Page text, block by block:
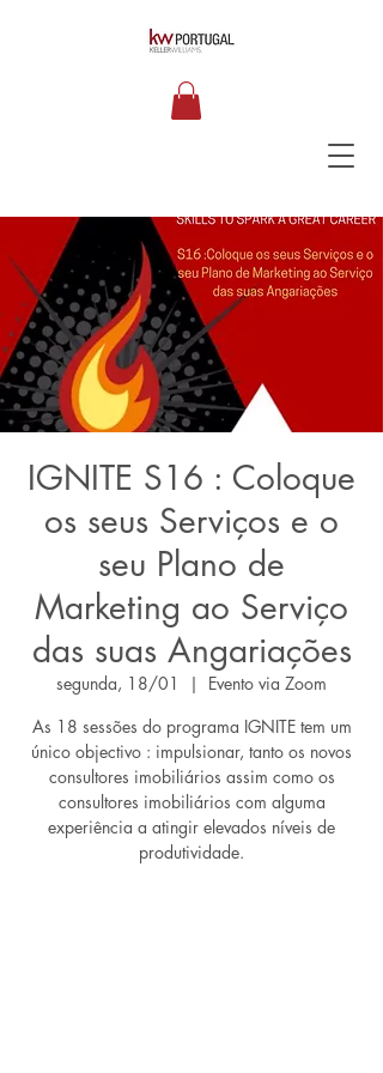
IGNITE S16 : Coloque
os seus Serviços e o
seu Plano de
Marketing ao Serviço
das suas Angariações
segunda, 18/01
  |
Evento via Zoom
As 18 sessões do programa IGNITE tem um
único objectivo : impulsionar, tanto os novos
consultores imobiliários assim como os
consultores imobiliários com alguma
experiência a atingir elevados níveis de
produtividade.